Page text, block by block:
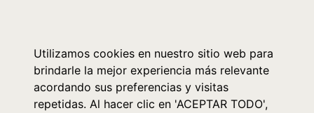
Utilizamos cookies en nuestro sitio web para
brindarle la mejor experiencia más relevante
acordando sus preferencias y visitas
repetidas. Al hacer clic en 'ACEPTAR TODO',